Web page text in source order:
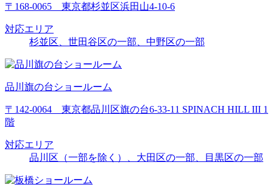
〒168-0065 東京都杉並区浜田山4-10-6
対応エリア
杉並区、世田谷区の一部、中野区の一部
品川旗の台ショールーム
〒142-0064 東京都品川区旗の台6-33-11 SPINACH HILL III 1
階
対応エリア
品川区（一部を除く）、大田区の一部、目黒区の一部